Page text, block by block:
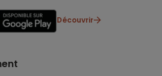
Découvrir